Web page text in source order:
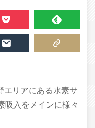
FEEDLY
エリアにある水素サ
吸入をメインに様々